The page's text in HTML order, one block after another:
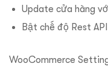
Update cửa hàng
Bật chế độ Rest
WooCommerce